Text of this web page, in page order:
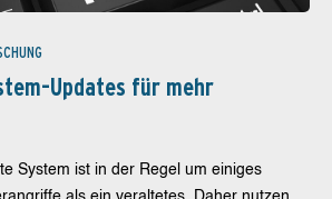
Updates für mehr
System ist in der Regel um einiges